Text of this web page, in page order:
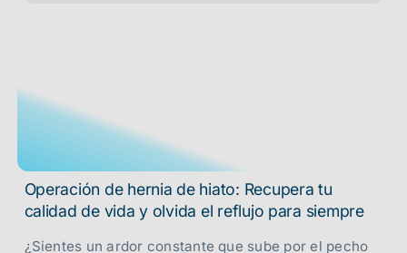
Operación de hernia de hiato: Recupera tu
calidad de vida y olvida el reflujo para siempre
¿Sientes un ardor constante que sube por el pecho